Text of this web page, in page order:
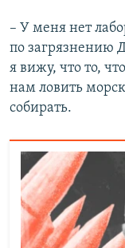
– У меня нет
по загрязнению
я вижу, что то,
нам ловить
собирать.